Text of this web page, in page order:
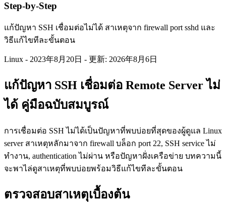
Step-by-Step
แก้ปัญหา SSH เชื่อมต่อไม่ได้ สาเหตุจาก firewall port sshd และ
วิธีแก้ไขทีละขั้นตอน
Linux - 2023年8月20日 - 更新: 2026年8月6日
แก้ปัญหา SSH เชื่อมต่อ Remote Server ไม่
ได้ คู่มือฉบับสมบูรณ์
การเชื่อมต่อ SSH ไม่ได้เป็นปัญหาที่พบบ่อยที่สุดของผู้ดูแล Linux
server สาเหตุหลักมาจาก firewall บล็อก port 22, SSH service ไม่
ทำงาน, authentication ไม่ผ่าน หรือปัญหาฝั่งเครือข่าย บทความนี้
จะพาไล่ดูสาเหตุที่พบบ่อยพร้อมวิธีแก้ไขทีละขั้นตอน
ตรวจสอบสาเหตุเบื้องต้น